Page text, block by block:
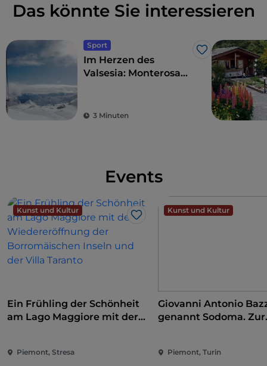
Das könnte Sie interessieren
Sport
Like
Im Herzen des
Valsesia: Monterosa
3 Minuten
Events
Kunst und Kultur
Like
Ein Frühling der Schönheit
am Lago Maggiore mit der
der Villa Taranto
Piemont, Stresa
Kunst und Kultur
Giovanni Antonio
genannt Sodoma. Zur
Piemont, Turin